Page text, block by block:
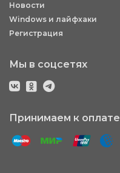
Новости
Windows и лайфхаки
Регистрация
Мы в соцсетях
Принимаем к оплате